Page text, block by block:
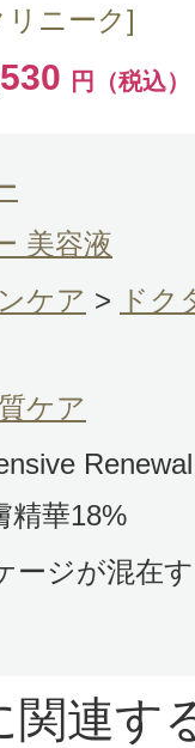
レゼント！
リニーク]
円（税込）
美容液
ケア > ドク
ケア
精華18%
ージが混在
関連す